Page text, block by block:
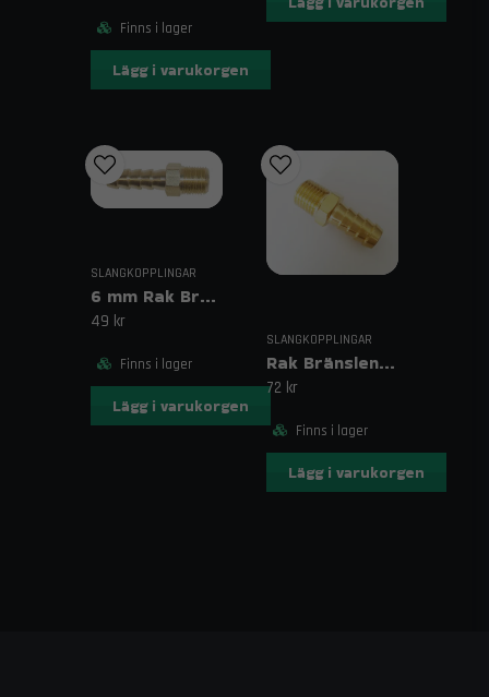
Finns i lager
Lägg i varukorgen
SLANGKOPPLINGAR
6 mm Rak Bränslenippel – 1/8 NPTF
49 kr
Finns i lager
Lägg i varukorgen
SLANGKOPPLINGAR
Rak Bränslenippel 8 mm – R1/4 NPTF
72 kr
Finns i lager
Lägg i varukorgen